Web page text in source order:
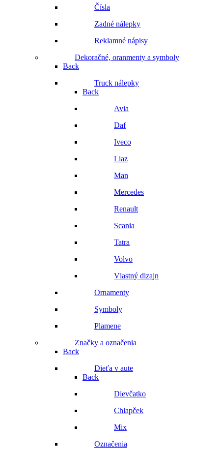
Čísla
Zadné nálepky
Reklamné nápisy
Dekoračné, oranmenty a symboly
Back
Truck nálepky
Back
Avia
Daf
Iveco
Liaz
Man
Mercedes
Renault
Scania
Tatra
Volvo
Vlastný dizajn
Ornamenty
Symboly
Plamene
Značky a označenia
Back
Dieťa v aute
Back
Dievčatko
Chlapček
Mix
Označenia